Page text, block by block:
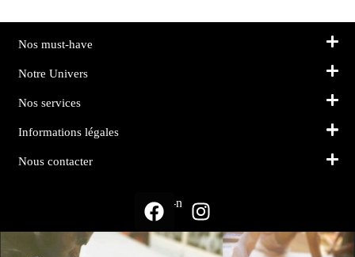
Nos must-have
Notre Univers
Nos services
Informations légales
Nous contacter
Suivez-nous sur